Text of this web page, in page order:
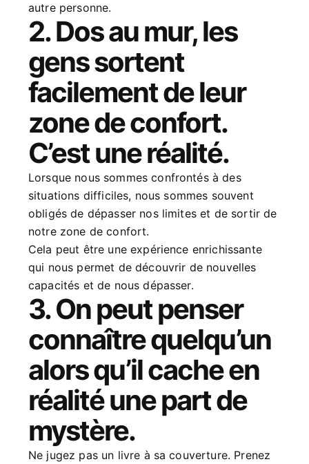
autre personne.
2. Dos au mur, les
gens sortent
facilement de leur
zone de confort.
C’est une réalité.
Lorsque nous sommes confrontés à des
situations difficiles, nous sommes souvent
obligés de dépasser nos limites et de sortir de
notre zone de confort.
Cela peut être une expérience enrichissante
qui nous permet de découvrir de nouvelles
capacités et de nous dépasser.
3. On peut penser
connaître quelqu’un
alors qu’il cache en
réalité une part de
mystère.
Ne jugez pas un livre à sa couverture. Prenez